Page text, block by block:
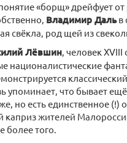
«борщ» дрейфует
Владимир Дальв
свёкла, род щей из
Лёвшин, человек XVIII
националистические
упоминает, что бывает
но есть единственное (!)
каприз жителей
более того.